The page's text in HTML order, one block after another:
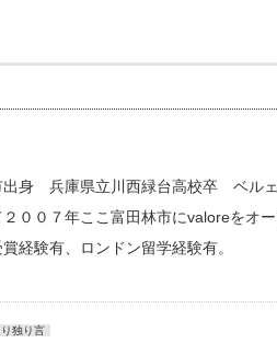
出身 兵庫県立川西緑台高校卒 ベル
００７年ここ富田林市にvaloreをオー
経験有、ロンドン留学経験有。
独り言